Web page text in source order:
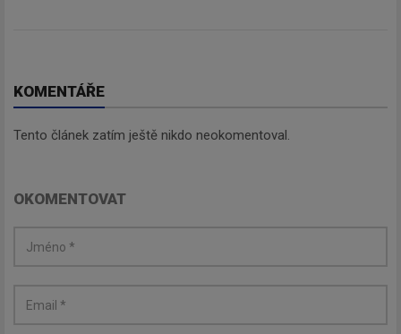
KOMENTÁŘE
Tento článek zatím ještě nikdo neokomentoval.
OKOMENTOVAT